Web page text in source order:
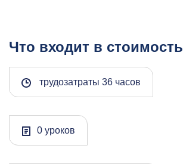
Что входит в стоимость
трудозатраты 36 часов
0 уроков